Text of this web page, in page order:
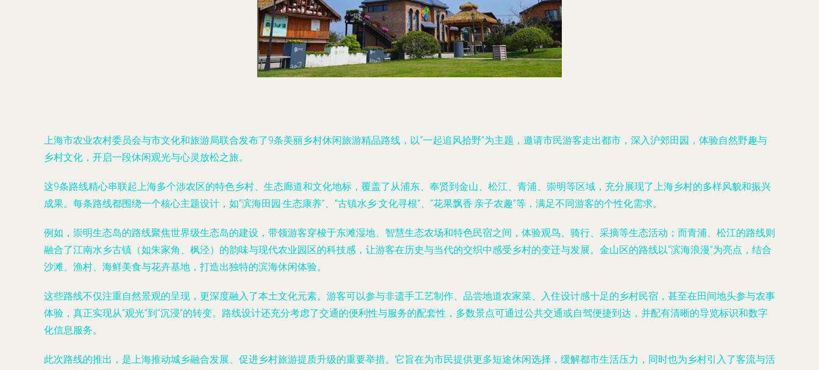
上海市农业农村委员会与市文化和旅游局联合发布了9条美丽乡村休闲旅游精品路线，以“一起追风拾野”为主题，邀请市民游客走出都市，深入沪郊田园，体验自然野趣与
乡村文化，开启一段休闲观光与心灵放松之旅。
这9条路线精心串联起上海多个涉农区的特色乡村、生态廊道和文化地标，覆盖了从浦东、奉贤到金山、松江、青浦、崇明等区域，充分展现了上海乡村的多样风貌和振兴
成果。每条路线都围绕一个核心主题设计，如“滨海田园·生态康养”、“古镇水乡·文化寻根”、“花果飘香·亲子农趣”等，满足不同游客的个性化需求。
例如，崇明生态岛的路线聚焦世界级生态岛的建设，带领游客穿梭于东滩湿地、智慧生态农场和特色民宿之间，体验观鸟、骑行、采摘等生态活动；而青浦、松江的路线则
融合了江南水乡古镇（如朱家角、枫泾）的韵味与现代农业园区的科技感，让游客在历史与当代的交织中感受乡村的变迁与发展。金山区的路线以“滨海浪漫”为亮点，结合
沙滩、渔村、海鲜美食与花卉基地，打造出独特的滨海休闲体验。
这些路线不仅注重自然景观的呈现，更深度融入了本土文化元素。游客可以参与非遗手工艺制作、品尝地道农家菜、入住设计感十足的乡村民宿，甚至在田间地头参与农事
体验，真正实现从“观光”到“沉浸”的转变。路线设计还充分考虑了交通的便利性与服务的配套性，多数景点可通过公共交通或自驾便捷到达，并配有清晰的导览标识和数字
化信息服务。
此次路线的推出，是上海推动城乡融合发展、促进乡村旅游提质升级的重要举措。它旨在为市民提供更多短途休闲选择，缓解都市生活压力，同时也为乡村引入了客流与活